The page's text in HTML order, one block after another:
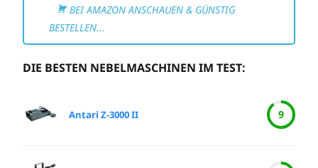
BEI AMAZON ANSCHAUEN & GÜNSTIG
BESTELLEN...
DIE BESTEN NEBELMASCHINEN IM TEST:
Antari Z-3000 II 9